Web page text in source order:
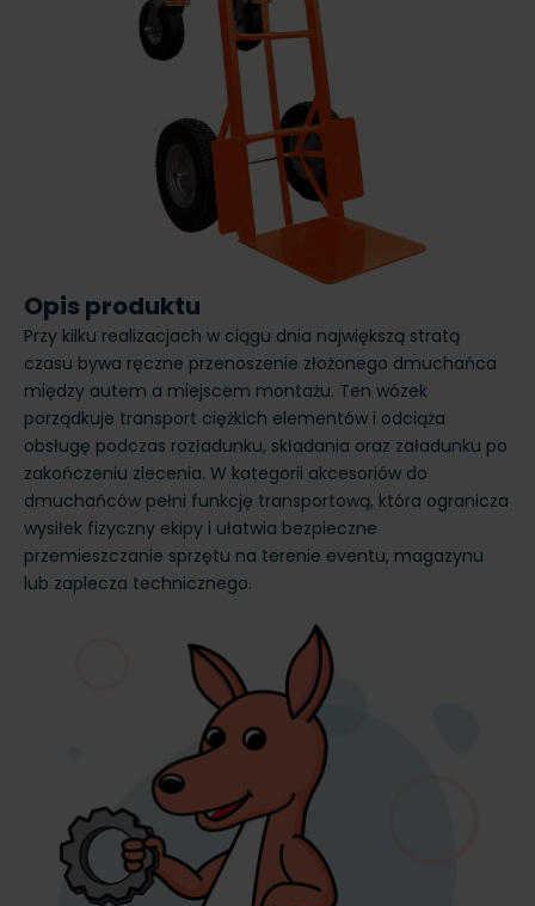
Opis produktu
Przy kilku realizacjach w ciągu dnia największą stratą
czasu bywa ręczne przenoszenie złożonego dmuchańca
między autem a miejscem montażu. Ten wózek
porządkuje transport ciężkich elementów i odciąża
obsługę podczas rozładunku, składania oraz załadunku po
zakończeniu zlecenia. W kategorii akcesoriów do
dmuchańców pełni funkcję transportową, która ogranicza
wysiłek fizyczny ekipy i ułatwia bezpieczne
przemieszczanie sprzętu na terenie eventu, magazynu
lub zaplecza technicznego.